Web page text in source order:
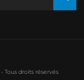
Tous droits réservés